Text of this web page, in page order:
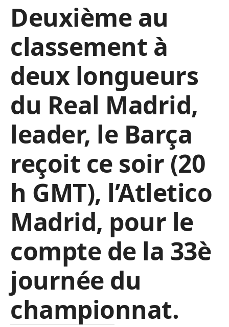
Deuxième au
classement à
deux longueurs
du Real Madrid,
leader, le Barça
reçoit ce soir (20
h GMT), l’Atletico
Madrid, pour le
compte de la 33è
journée du
championnat.